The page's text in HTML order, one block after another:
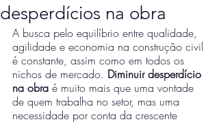
desperdícios na obra
A busca pelo equilíbrio entre qualidade,
agilidade e economia na construção civil
é constante, assim como em todos os
nichos de mercado. Diminuir desperdício
na obra é muito mais que uma vontade
de quem trabalha no setor, mas uma
necessidade por conta da crescente